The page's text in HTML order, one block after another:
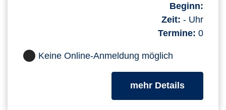
Beginn:
Zeit: - Uhr
Termine: 0
Keine Online-Anmeldung möglich
mehr Detailszum